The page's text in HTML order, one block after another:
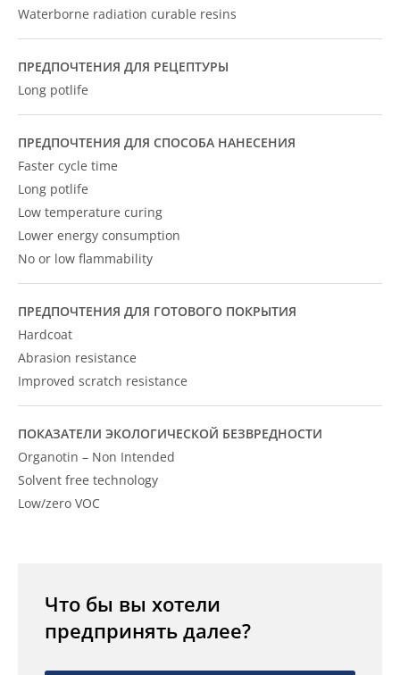
Waterborne radiation curable resins
ПРЕДПОЧТЕНИЯ ДЛЯ РЕЦЕПТУРЫ
Long potlife
ПРЕДПОЧТЕНИЯ ДЛЯ СПОСОБА НАНЕСЕНИЯ
Faster cycle time
Long potlife
Low temperature curing
Lower energy consumption
No or low flammability
ПРЕДПОЧТЕНИЯ ДЛЯ ГОТОВОГО ПОКРЫТИЯ
Hardcoat
Abrasion resistance
Improved scratch resistance
ПОКАЗАТЕЛИ ЭКОЛОГИЧЕСКОЙ БЕЗВРЕДНОСТИ
Organotin – Non Intended
Solvent free technology
Low/zero VOC
Что бы вы хотели
предпринять далее?